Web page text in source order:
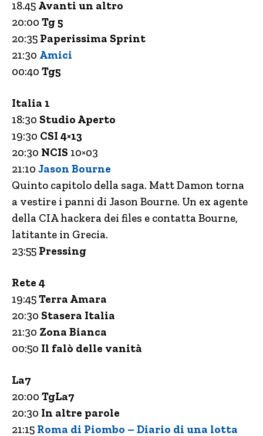
18.45 Avanti un altro
20:00 Tg 5
20:35 Paperissima Sprint
21:30 Amici
00:40 Tg5
Italia 1
18:30 Studio Aperto
19:30 CSI 4×13
20:30 NCIS 10×03
21:10 Jason Bourne
Quinto capitolo della saga. Matt Damon torna
a vestire i panni di Jason Bourne. Un ex agente
della CIA hackera dei files e contatta Bourne,
latitante in Grecia.
23:55 Pressing
Rete 4
19:45Terra Amara
20:30 Stasera Italia
21:30 Zona Bianca
00:50 Il falò delle vanità
La7
20:00 TgLa7
20:30 In altre parole
21:15 Roma di Piombo – Diario di una lotta